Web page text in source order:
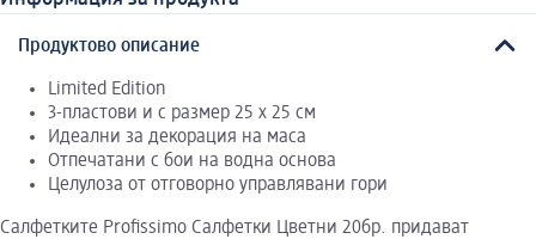
Продуктово описание
Limited Edition
3-пластови и с размер 25 x 25 см
Идеални за декорация на маса
Отпечатани с бои на водна основа
Целулоза от отговорно управлявани гори
Салфетките Profissimo Салфетки Цветни 20бр. придават